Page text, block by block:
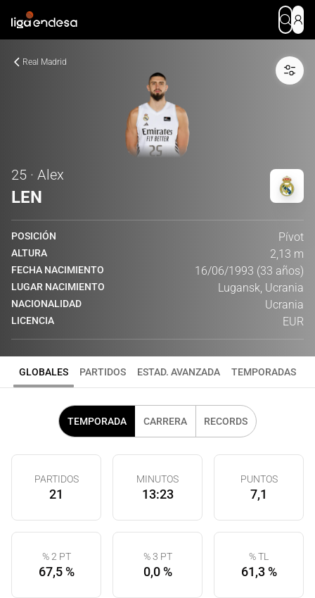
Real Madrid
25 · Alex
LEN
POSICIÓN Pívot
ALTURA 2,13 m
FECHA NACIMIENTO 16/06/1993 (33 años)
LUGAR NACIMIENTO Lugansk, Ucrania
NACIONALIDAD Ucrania
LICENCIA EUR
GLOBALES PARTIDOS ESTAD. AVANZADA TEMPORADAS
TEMPORADA CARRERA RECORDS
PARTIDOS
21
MINUTOS
13:23
PUNTOS
7,1
% 2 PT
67,5 %
% 3 PT
0,0 %
% TL
61,3 %